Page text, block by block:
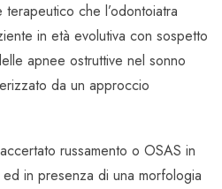
che l’odontoiatra
in età evolutiva con sospetto
apnee ostruttive nel sonno
da un approccio
russamento o OSAS in
in presenza di una morfologia